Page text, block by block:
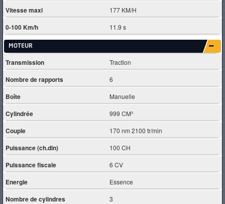
Vitesse maxi 177 KM/H
0-100 Km/h 11.9 s
MOTEUR
Transmission Traction
Nombre de rapports 6
Boîte Manuelle
Cylindrée 999 CM³
Couple 170 nm 2100 tr/min
Puissance (ch.din) 100 CH
Puissance fiscale 6 CV
Energie Essence
Nombre de cylindres 3